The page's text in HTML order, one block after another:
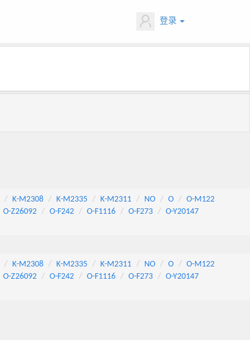
登录
K-M2308 K-M2335 K-M2311 NO O
O-M122
O-Z26092 O-F242 O-F1116 O-F273
O-Y20147
K-M2308 K-M2335 K-M2311 NO O
O-M122
O-Z26092 O-F242 O-F1116 O-F273
O-Y20147